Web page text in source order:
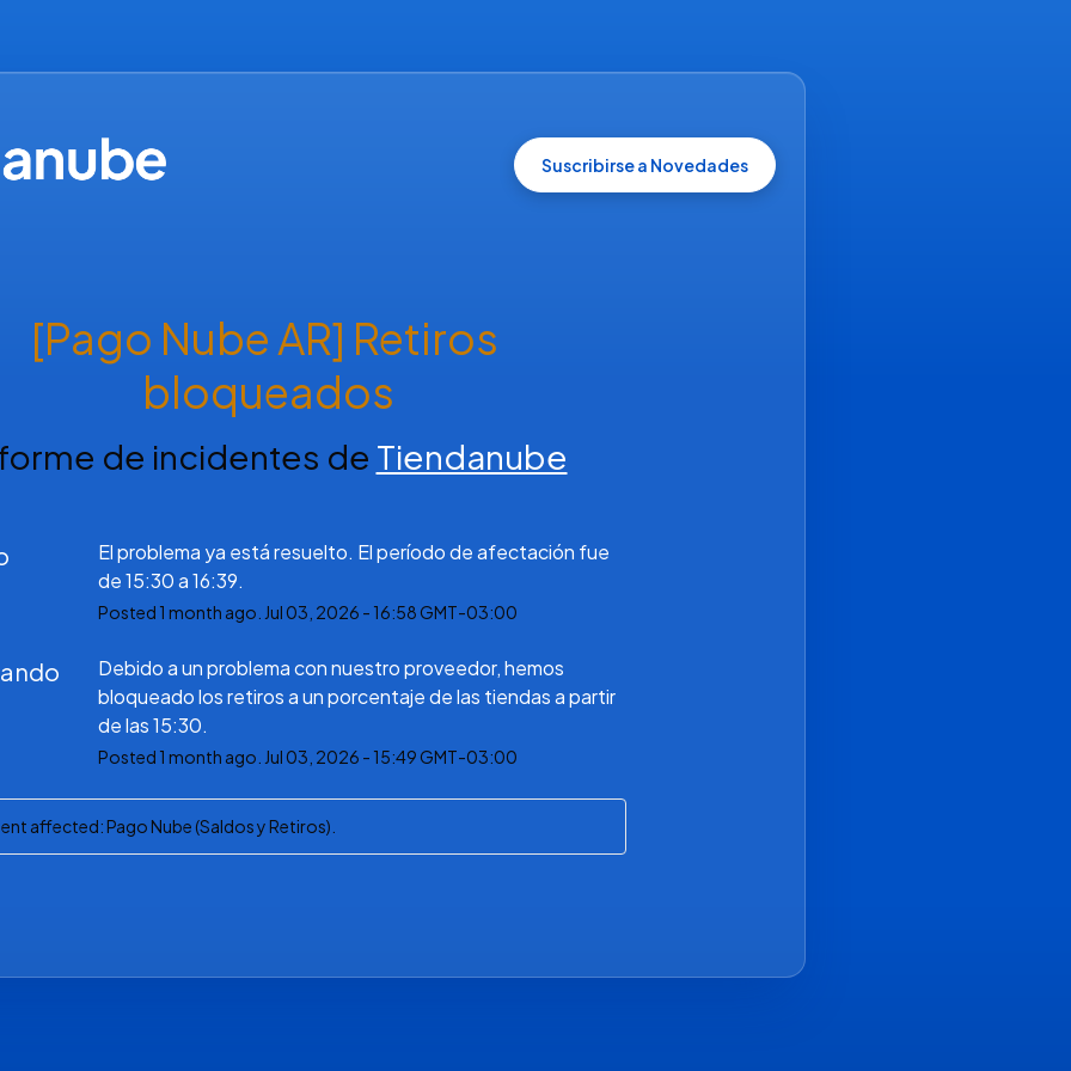
Suscribirse a Novedades
[Pago Nube AR] Retiros
bloqueados
de incidentes de Tiendanube
El problema ya está resuelto. El período de afectación fue
de 15:30 a 16:39.
Posted 1 month ago. Jul03 2026 - 16:58GMT-03:00
Debido a un problema con nuestro proveedor, hemos
bloqueado los retiros a un porcentaje de las tiendas a partir
de las 15:30.
Posted 1 month ago. Jul03 2026 - 15:49GMT-03:00
affected: Pago Nube (Saldos y Retiros).